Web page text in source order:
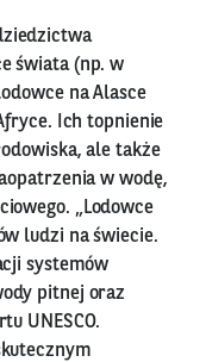
świata (np. w
na Alasce
Ich topnienie
ale także
w wodę,
„Lodowce
ludzi na świecie.
systemów
pitnej oraz
UNESCO.